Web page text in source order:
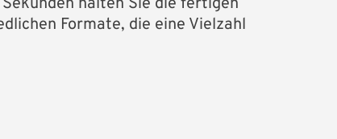
Formate, die eine Vielzahl